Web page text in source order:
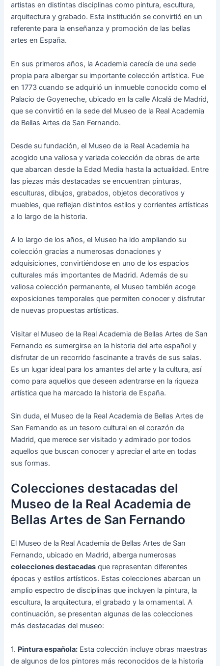
artistas en distintas disciplinas como pintura, escultura,
arquitectura y grabado. Esta institución se convirtió en un
referente para la enseñanza y promoción de las bellas
artes en España.
En sus primeros años, la Academia carecía de una sede
propia para albergar su importante colección artística. Fue
en 1773 cuando se adquirió un inmueble conocido como el
Palacio de Goyeneche, ubicado en la calle Alcalá de Madrid,
que se convirtió en la sede del Museo de la Real Academia
de Bellas Artes de San Fernando.
Desde su fundación, el Museo de la Real Academia ha
acogido una valiosa y variada colección de obras de arte
que abarcan desde la Edad Media hasta la actualidad. Entre
las piezas más destacadas se encuentran pinturas,
esculturas, dibujos, grabados, objetos decorativos y
muebles, que reflejan distintos estilos y corrientes artísticas
a lo largo de la historia.
A lo largo de los años, el Museo ha ido ampliando su
colección gracias a numerosas donaciones y
adquisiciones, convirtiéndose en uno de los espacios
culturales más importantes de Madrid. Además de su
valiosa colección permanente, el Museo también acoge
exposiciones temporales que permiten conocer y disfrutar
de nuevas propuestas artísticas.
Visitar el Museo de la Real Academia de Bellas Artes de San
Fernando es sumergirse en la historia del arte español y
disfrutar de un recorrido fascinante a través de sus salas.
Es un lugar ideal para los amantes del arte y la cultura, así
como para aquellos que deseen adentrarse en la riqueza
artística que ha marcado la historia de España.
Sin duda, el Museo de la Real Academia de Bellas Artes de
San Fernando es un tesoro cultural en el corazón de
Madrid, que merece ser visitado y admirado por todos
aquellos que buscan conocer y apreciar el arte en todas
sus formas.
Colecciones destacadas del
Museo de la Real Academia de
Bellas Artes de San Fernando
El Museo de la Real Academia de Bellas Artes de San
Fernando, ubicado en Madrid, alberga numerosas
colecciones destacadas que representan diferentes
épocas y estilos artísticos. Estas colecciones abarcan un
amplio espectro de disciplinas que incluyen la pintura, la
escultura, la arquitectura, el grabado y la ornamental. A
continuación, se presentan algunas de las colecciones
más destacadas del museo:
1. Pintura española: Esta colección incluye obras maestras
de algunos de los pintores más reconocidos de la historia